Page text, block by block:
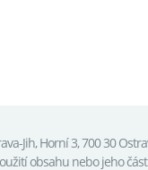
Jih, Horní 3, 700 30
obsahu nebo jeho